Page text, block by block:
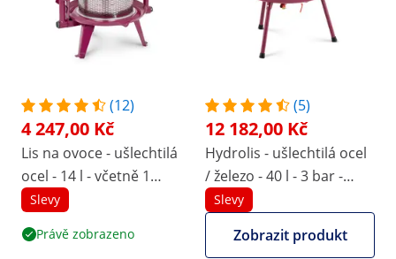
(12)
4 247,00 Kč
Lis na ovoce - ušlechtilá
ocel - 14 l - včetně 1
hadříku na lisování -
Slevy
Právě zobrazeno
(5)
12 182,00 Kč
Hydrolis - ušlechtilá ocel
/ železo - 40 l - 3 bar -
obsahuje 5 textilních
vložek -Wiesenfield
Slevy
Zobrazit produkt